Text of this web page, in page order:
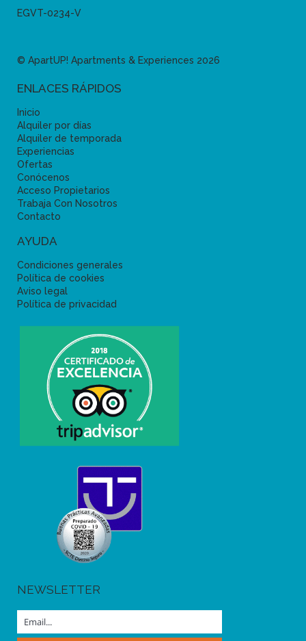
EGVT-0234-V
© ApartUP! Apartments & Experiences 2026
ENLACES RÁPIDOS
Inicio
Alquiler por días
Alquiler de temporada
Experiencias
Ofertas
Conócenos
Acceso Propietarios
Trabaja Con Nosotros
Contacto
AYUDA
Condiciones generales
Política de cookies
Aviso legal
Política de privacidad
NEWSLETTER